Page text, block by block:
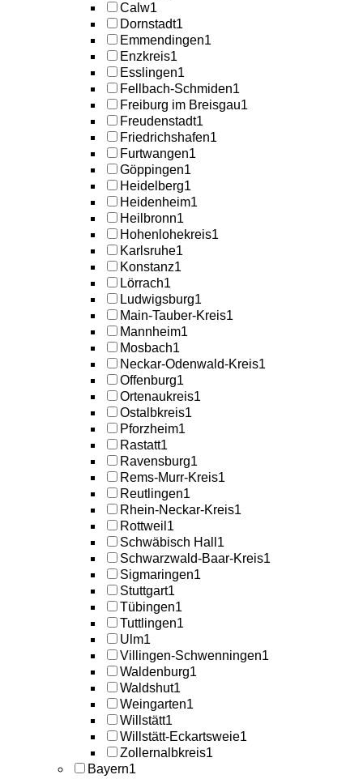
Calw1
Dornstadt1
Emmendingen1
Enzkreis1
Esslingen1
Fellbach-Schmiden1
Freiburg im Breisgau1
Freudenstadt1
Friedrichshafen1
Furtwangen1
Göppingen1
Heidelberg1
Heidenheim1
Heilbronn1
Hohenlohekreis1
Karlsruhe1
Konstanz1
Lörrach1
Ludwigsburg1
Main-Tauber-Kreis1
Mannheim1
Mosbach1
Neckar-Odenwald-Kreis1
Offenburg1
Ortenaukreis1
Ostalbkreis1
Pforzheim1
Rastatt1
Ravensburg1
Rems-Murr-Kreis1
Reutlingen1
Rhein-Neckar-Kreis1
Rottweil 1
Schwäbisch Hall 1
Schwarzwald-Baar-Kreis1
Sigmaringen1
Stuttgart1
Tübingen1
Tuttlingen1
Ulm1
Villingen-Schwenningen1
Waldenburg1
Waldshut1
Weingarten1
Willstätt1
Willstätt-Eckartsweie1
Zollernalbkreis1
Bayern1